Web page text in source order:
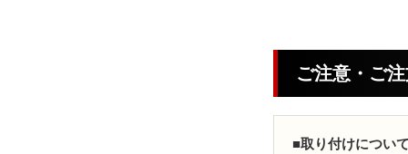
ご注意・ご
■取り付けについ